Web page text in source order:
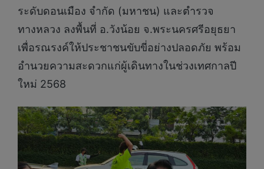
ระดับดอนเมือง จำกัด (มหาชน) และตำรวจ
ทางหลวง ลงพื้นที่ อ.วังน้อย จ.พระนครศรีอยุธยา
เพื่อรณรงค์ให้ประชาชนขับขี่อย่างปลอดภัย พร้อม
อำนวยความสะดวกแก่ผู้เดินทางในช่วงเทศกาลปี
ใหม่ 2568